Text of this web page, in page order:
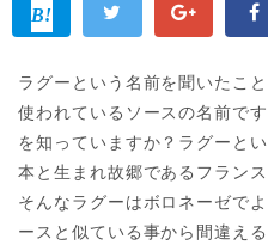
ラグーという名前を聞いたこ
使われているソースの名前で
を知っていますか？ラグーと
本と生まれ故郷であるフラン
そんなラグーはボロネーゼで
ースと似ている事から間違え